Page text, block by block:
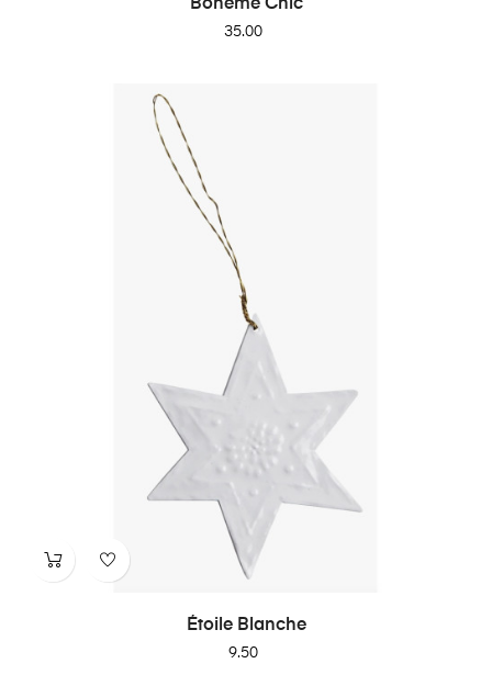
Bohème Chic
Price
35.00
Étoile Blanche
Price
9.50